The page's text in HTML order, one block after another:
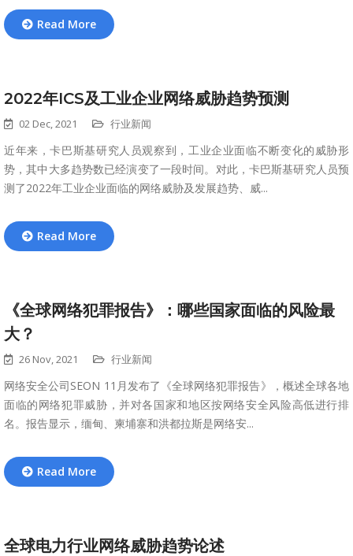
Read More
2022年ICS及工业企业网络威胁趋势预测
02 Dec, 2021 行业新闻
近年来，卡巴斯基研究人员观察到，工业企业面临不断变化的威胁形
势，其中大多趋势数已经演变了一段时间。对此，卡巴斯基研究人员预
测了2022年工业企业面临的网络威胁及发展趋势、威...
Read More
《全球网络犯罪报告》：哪些国家面临的风险最
大？
26 Nov, 2021 行业新闻
网络安全公司SEON 11月发布了《全球网络犯罪报告》，概述全球各地
面临的网络犯罪威胁，并对各国家和地区按网络安全风险高低进行排
名。报告显示，缅甸、柬埔寨和洪都拉斯是网络安...
Read More
全球电力行业网络威胁趋势论述